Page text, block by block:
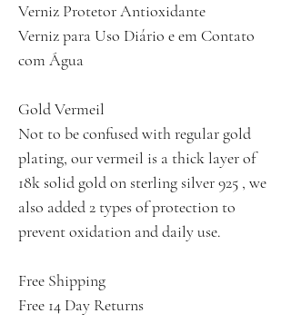
Verniz Protetor Antioxidante
Verniz para Uso Diário e em Contato
com Água
Gold Vermeil
Not to be confused with regular gold
plating, our vermeil is a thick layer of
18k solid gold on sterling silver 925 , we
also added 2 types of protection to
prevent oxidation and daily use.
Free Shipping
Free 14 Day Returns